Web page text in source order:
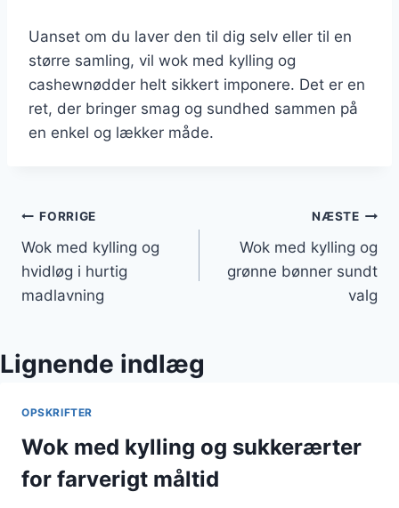
Uanset om du laver den til dig selv eller til en
større samling, vil wok med kylling og
cashewnødder helt sikkert imponere. Det er en
ret, der bringer smag og sundhed sammen på
en enkel og lækker måde.
Indlægsnavigation
FORRIGE
Wok med kylling og
hvidløg i hurtig
madlavning
NÆSTE
Wok med kylling og
grønne bønner sundt
valg
Lignende indlæg
OPSKRIFTER
Wok med kylling og sukkerærter
for farverigt måltid